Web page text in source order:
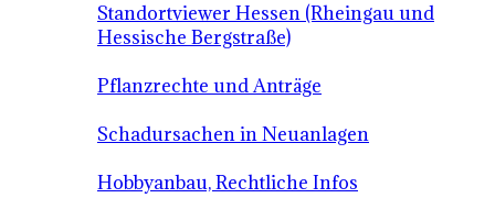
Standortviewer Hessen (Rheingau und
Hessische Bergstraße)
Pflanzrechte und Anträge
Schadursachen in Neuanlagen
Hobbyanbau, Rechtliche Infos